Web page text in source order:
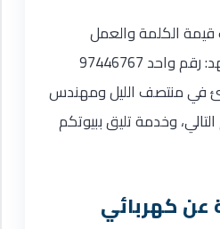
الكلمة والعمل
المتقن، ونحن على العهد: رقم واحد 97446767
في منتصف الليل ومهندس
وخدمة تليق ببيوتكم
عن كهربائي